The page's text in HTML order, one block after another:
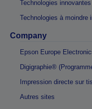
Technologies innovantes
Technologies à moindre
Company
Epson Europe
Digigraphie®
Impression directe sur
Autres sites